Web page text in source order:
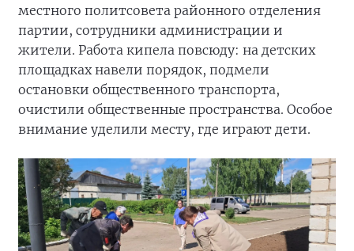
местного политсовета районного отделения
партии, сотрудники администрации и
жители. Работа кипела повсюду: на детских
площадках навели порядок, подмели
остановки общественного транспорта,
очистили общественные пространства. Особое
внимание уделили месту, где играют дети.